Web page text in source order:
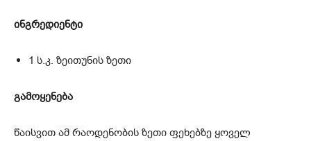
ინგრედიენტი
1 ს.კ. ზეითუნის ზეთი
გამოყენება
წაისვით ამ რაოდენობის ზეთი ფეხებზე ყოველ